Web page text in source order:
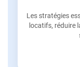
Les stratégies
locatifs, réduire